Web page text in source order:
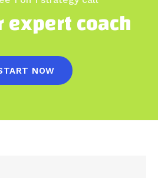
expert coach
NOW